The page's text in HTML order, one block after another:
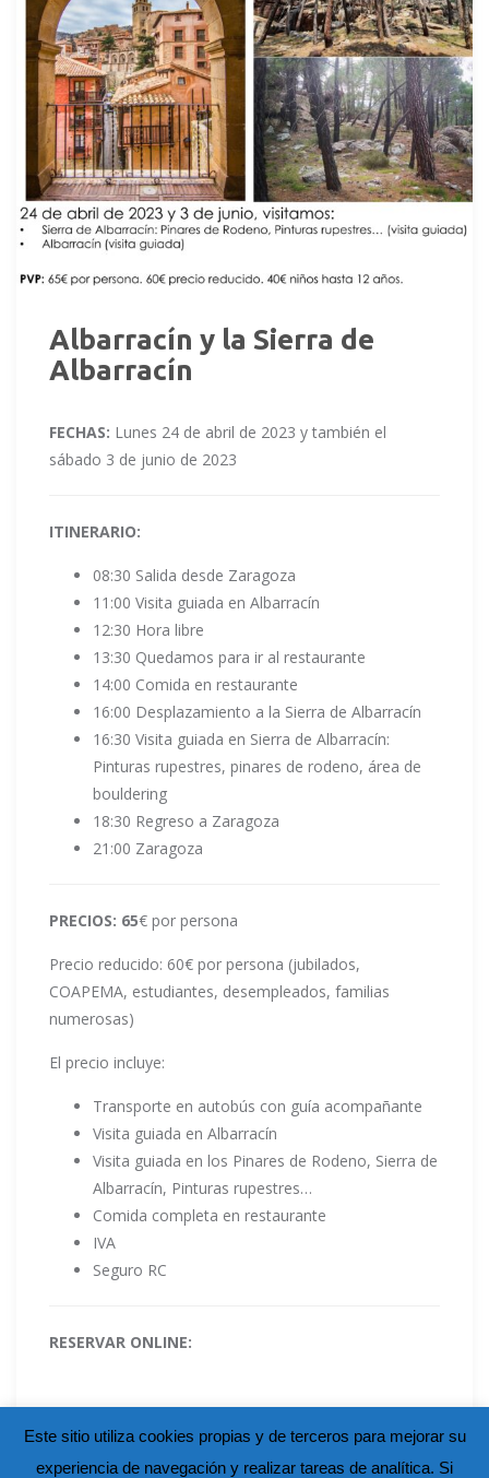
Albarracín y la Sierra de
Albarracín
FECHAS: Lunes 24 de abril de 2023 y también el
sábado 3 de junio de 2023
ITINERARIO:
08:30 Salida desde Zaragoza
11:00 Visita guiada en Albarracín
12:30 Hora libre
13:30 Quedamos para ir al restaurante
14:00 Comida en restaurante
16:00 Desplazamiento a la Sierra de Albarracín
16:30 Visita guiada en Sierra de Albarracín:
Pinturas rupestres, pinares de rodeno, área de
bouldering
18:30 Regreso a Zaragoza
21:00 Zaragoza
PRECIOS: 65€ por persona
Precio reducido: 60€ por persona (jubilados,
COAPEMA, estudiantes, desempleados, familias
numerosas)
El precio incluye:
Transporte en autobús con guía acompañante
Visita guiada en Albarracín
Visita guiada en los Pinares de Rodeno, Sierra de
Albarracín, Pinturas rupestres…
Comida completa en restaurante
IVA
Seguro RC
RESERVAR ONLINE:
Este sitio utiliza cookies propias y de terceros para mejorar su
experiencia de navegación y realizar tareas de analítica. Si